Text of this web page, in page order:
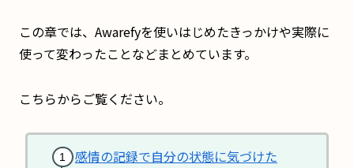
この章では、Awarefyを使いはじめたきっかけや実際に
使って変わったことなどまとめています。
こちらからご覧ください。
感情の記録で自分の状態に気づけた